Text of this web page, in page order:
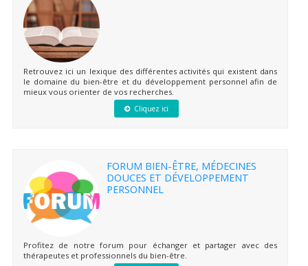
Retrouvez ici un lexique des différentes activités qui existent dans
le domaine du bien-être et du développement personnel afin de
mieux vous orienter de vos recherches.
Cliquez ici
FORUM BIEN-ÊTRE, MÉDECINES
DOUCES ET DÉVELOPPEMENT
PERSONNEL
Profitez de notre forum pour échanger et partager avec des
thérapeutes et professionnels du bien-être.